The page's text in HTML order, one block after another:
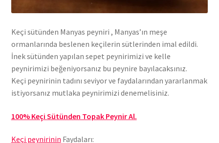
Keçi sütünden Manyas peyniri , Manyas’ın meşe
ormanlarında beslenen keçilerin sütlerinden imal edildi.
İnek sütünden yapılan sepet peynirimizi ve kelle
peynirimizi beğeniyorsanız bu peynire bayılacaksınız.
Keçi peynirinin tadını seviyor ve faydalarından yararlanmak
istiyorsanız mutlaka peynirimizi denemelisiniz.
100% Keçi Sütünden Topak Peynir Al.
Keçi peynirinin Faydaları: